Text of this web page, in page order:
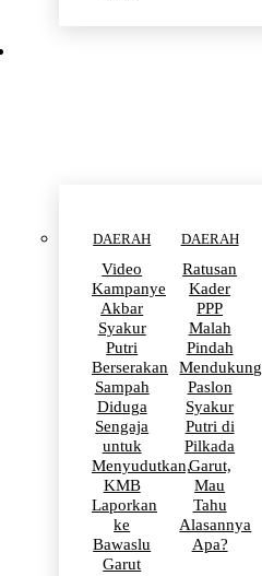
DAERAH
Video
Kampanye
Akbar
Syakur
Putri
Berserakan
Sampah
Diduga
Sengaja
untuk
Menyudutkan,
KMB
Laporkan
ke
Bawaslu
Garut
DAERAH
Ratusan
Kader
PPP
Malah
Pindah
Mendukung
Paslon
Syakur
Putri di
Pilkada
Garut,
Mau
Tahu
Alasannya
Apa?